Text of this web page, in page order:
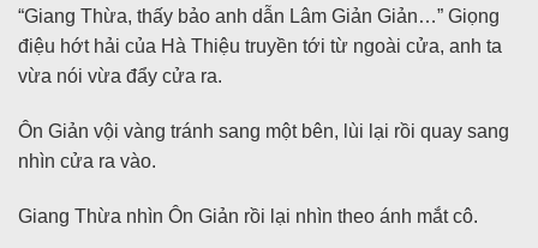
“Giang Thừa, thấy bảo anh dẫn Lâm Giản Giản…” Giọng
điệu hớt hải của Hà Thiệu truyền tới từ ngoài cửa, anh ta
vừa nói vừa đẩy cửa ra.
Ôn Giản vội vàng tránh sang một bên, lùi lại rồi quay sang
nhìn cửa ra vào.
Giang Thừa nhìn Ôn Giản rồi lại nhìn theo ánh mắt cô.